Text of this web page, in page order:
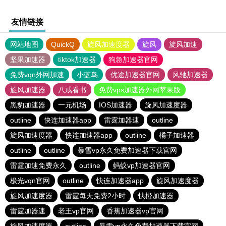
友情链接
网站地图 QuickQ 旋风加速度器 旋风
旋风加速
坚果加速器
tiktok加速器
狗急加速器官网
免费vqn外网加速
小蓝鸟 优途加速器官网
风驰加速器
旋风加速器
八戒看书
免费vps加速器外网苹果版
黑豹加速器
一元机场 IOS加速器
旋风加速度器
outline
快连加速器app 雷霆加器速
outline
旋风加速度器
快连加速器app outline
橘子加速器
outline
outline
暴雪vp永久免费加速器下载官网
雷霆加速免费永久
outline
蚂蚁vp加速器官网
极光vqn官网
outline 快连加速器app
旋风加速度器
旋风加速度器
雷霆每天免费2小时
快橙加速器
雷霆加器速
老王vp官网
香蕉加速器vp官网